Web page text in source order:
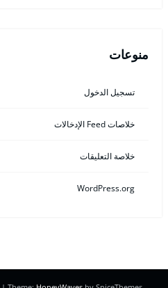
منوعات
تسجيل الدخول
خلاصات Feed الإدخالات
خلاصة التعليقات
WordPress.org